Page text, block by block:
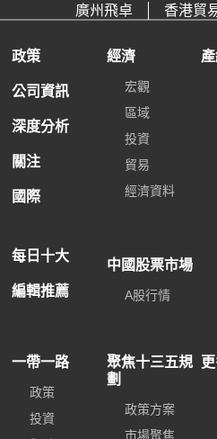
廣州飛卓
香港貿
政策
公司資訊
深度分析
關注
國際
每日十大
編輯推薦
經濟
宏觀
區域
投資
貿易
經濟資料
中國股票市場
A股行情
一帶一路
政策
投資
聚焦十三五規
劃
政策方案
市場聚焦